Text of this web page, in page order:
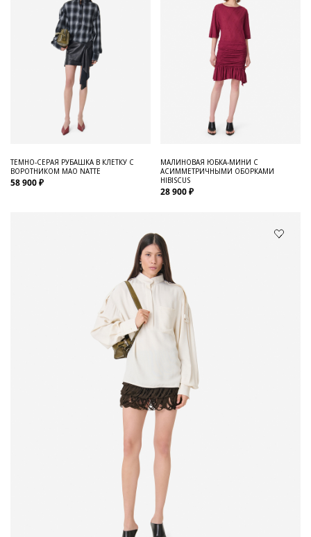
ТЕМНО-СЕРАЯ РУБАШКА В КЛЕТКУ С
ВОРОТНИКОМ МАО NATTE
58 900 ₽
МАЛИНОВАЯ ЮБКА-МИНИ С
АСИММЕТРИЧНЫМИ ОБОРКАМИ
HIBISCUS
28 900 ₽